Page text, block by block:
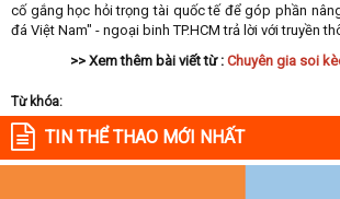
cố gắng học hỏi trọng tài quốc tế để góp phần
đá Việt Nam" - ngoại binh TP.HCM trả lời với truyền
>> Xem thêm bài viết từ : Chuyên gia soi
Từ khóa:
TIN THỂ THAO MỚI NHẤT